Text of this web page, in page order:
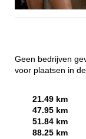
Geen bedrijven
voor plaatsen in
21.49 km
47.95 km
51.84 km
88.25 km